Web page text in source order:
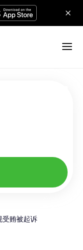
受贿被起诉